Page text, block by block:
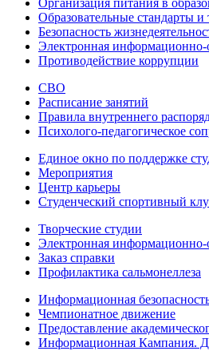
Организация питания в
Образовательные стандарты и
Безопасность
Электронная информационно-
Противодействие коррупции
СВО
Расписание занятий
Правила внутреннего
Психолого-педагогическое
Единое окно по поддержке
Мероприятия
Центр карьеры
Студенческий спортивный
Творческие студии
Электронная информационно-
Заказ справки
Профилактика сальмонеллеза
Информационная
Чемпионатное движение
Предоставление
Информационная Кампания.